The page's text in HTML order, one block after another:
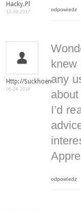
Hacky.pl
12-19-2017 odpowiedz
Http://
06-24-2018
knew
any
I’d
odpowiedz